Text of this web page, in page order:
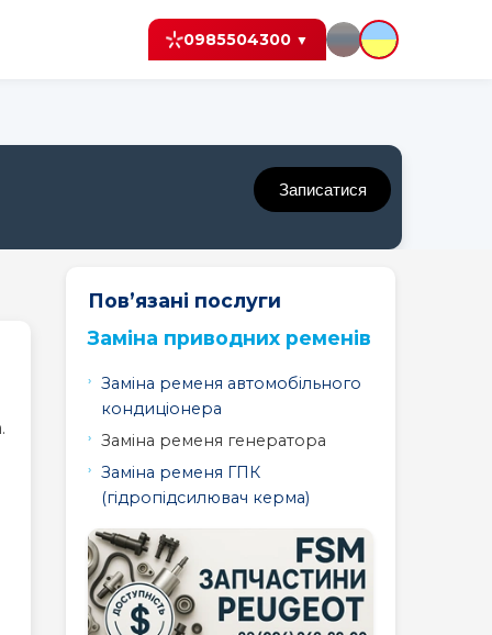
0985504300 ▼
Записатися
Peugeot
3008
Peugeot
Peugeot
Peugeot
Пов’язані послуги
Заміна приводних ременів
Заміна ременя автомобільного
кондиціонера
Заміна ременя генератора
Заміна ременя ГПК
(гідропідсилювач керма)